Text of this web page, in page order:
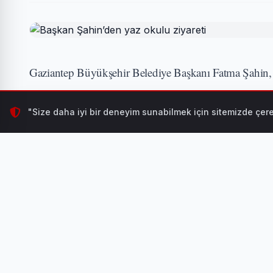
Gaziantep Büyükşehir Belediye Başkanı Fatma
GAZİANTEP (İGFA) -Gaziantep Büyükşehir
Eğitim Akademisinde öğrencilerle bir araya gelen
"Size daha iyi bir deneyim sunabilmek için sitemizde